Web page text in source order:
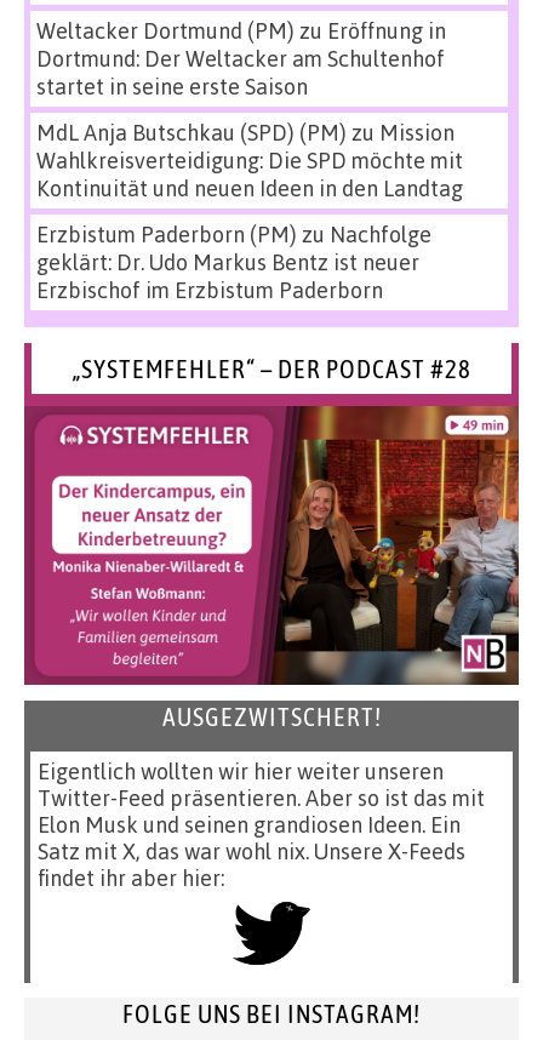
Weltacker Dortmund (PM) zu Eröffnung in
Dortmund: Der Weltacker am Schultenhof
startet in seine erste Saison
MdL Anja Butschkau (SPD) (PM) zu Mission
Wahlkreisverteidigung: Die SPD möchte mit
Kontinuität und neuen Ideen in den Landtag
Erzbistum Paderborn (PM) zu Nachfolge
geklärt: Dr. Udo Markus Bentz ist neuer
Erzbischof im Erzbistum Paderborn
„SYSTEMFEHLER“ – DER PODCAST #28
AUSGEZWITSCHERT!
Eigentlich wollten wir hier weiter unseren
Twitter-Feed präsentieren. Aber so ist das mit
Elon Musk und seinen grandiosen Ideen. Ein
Satz mit X, das war wohl nix. Unsere X-Feeds
findet ihr aber hier:
FOLGE UNS BEI INSTAGRAM!